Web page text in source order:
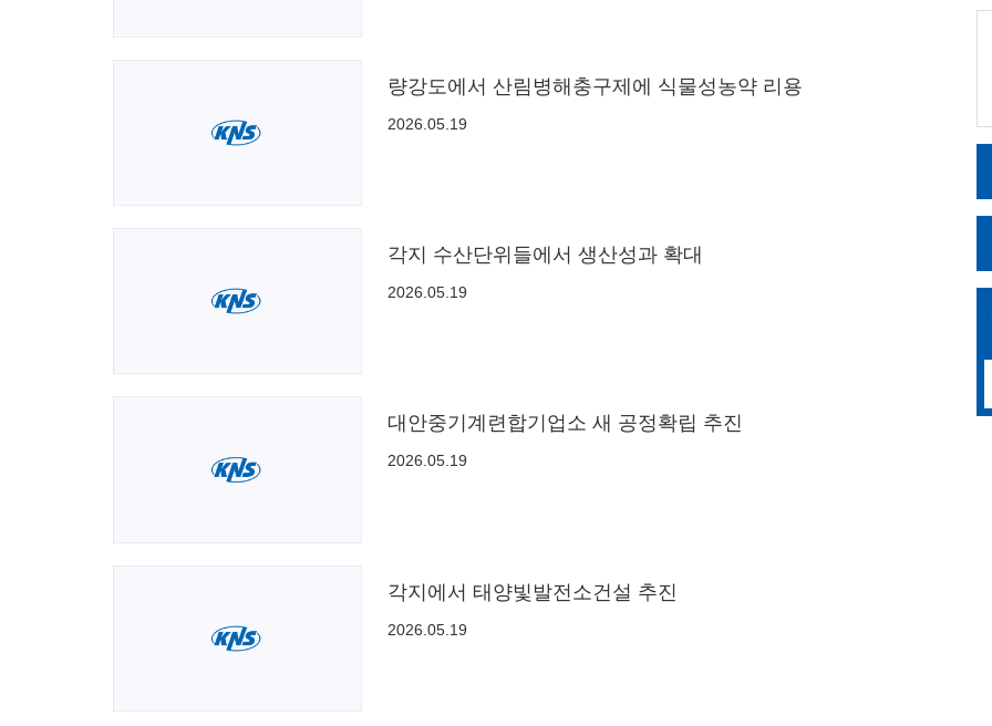
량강도에서 산림병해충구제에 식물성농약 리용
2026.05.19
각지 수산단위들에서 생산성과 확대
2026.05.19
대안중기계련합기업소 새 공정확립 추진
2026.05.19
각지에서 태양빛발전소건설 추진
2026.05.19